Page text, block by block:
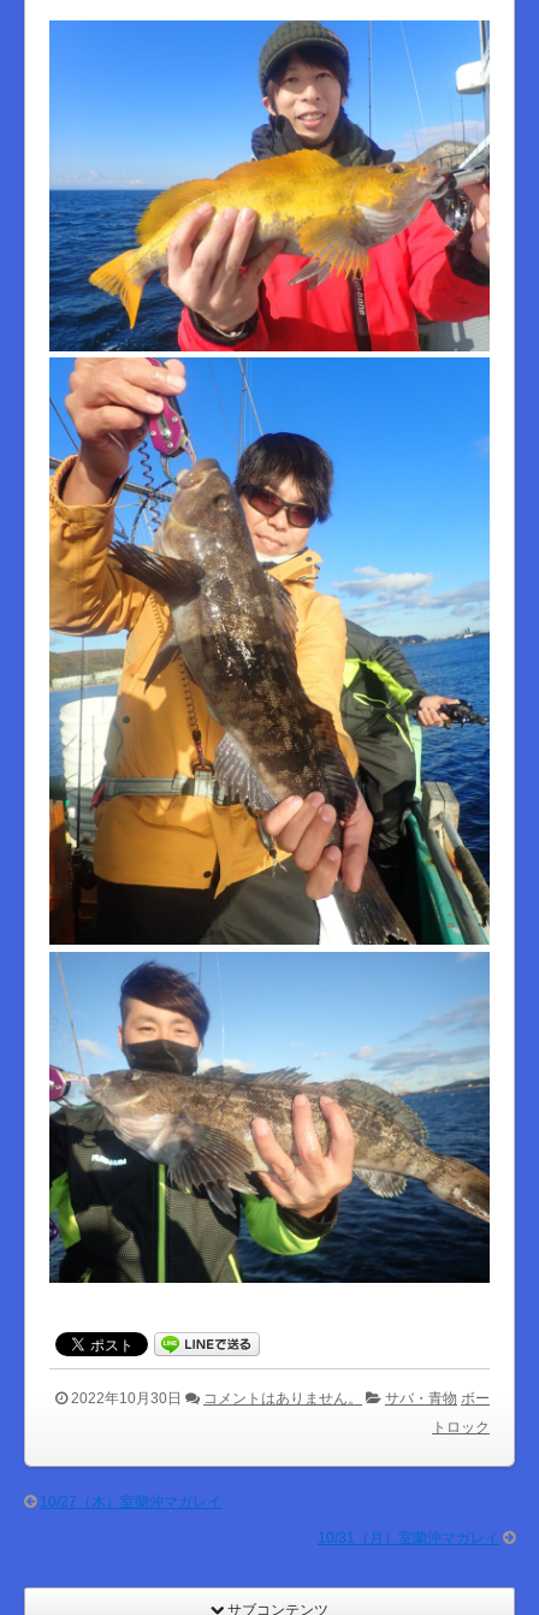
2022年10月30日 コメントはありません。 サバ・青物 ボー
トロック
10/27（木）室蘭沖マガレイ
10/31（月）室蘭沖マガレイ
サブコンテンツ